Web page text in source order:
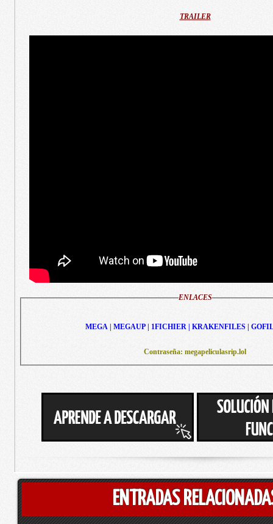
TRAILER
ENLACES
MEGA | MEGAUP | 1FICHIER | KRAKENFILES |
Contraseña: megapeliculasrip.lol
ENTRADAS